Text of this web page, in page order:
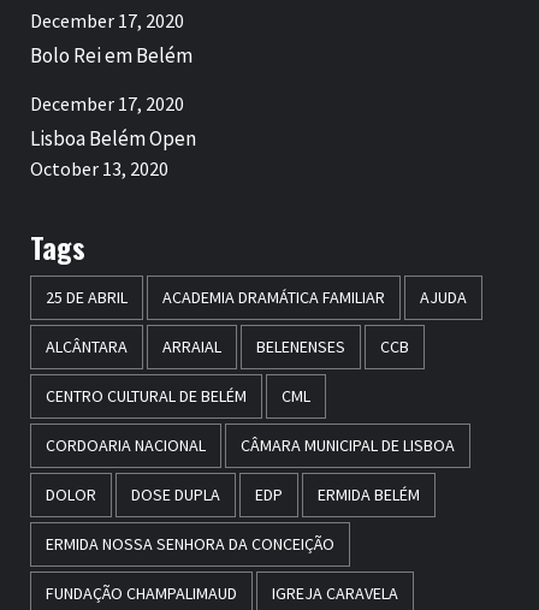
December 17, 2020
Bolo Rei em Belém
December 17, 2020
Lisboa Belém Open
October 13, 2020
Tags
25 DE ABRIL ACADEMIA DRAMÁTICA FAMILIAR AJUDA
ALCÂNTARA ARRAIAL BELENENSES CCB
CENTRO CULTURAL DE BELÉM CML
CORDOARIA NACIONAL CÂMARA MUNICIPAL DE LISBOA
DOLOR DOSE DUPLA EDP ERMIDA BELÉM
ERMIDA NOSSA SENHORA DA CONCEIÇÃO
FUNDAÇÃO CHAMPALIMAUD IGREJA CARAVELA